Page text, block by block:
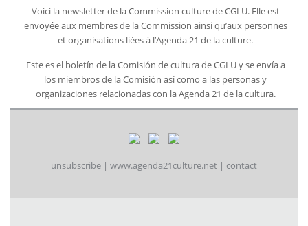
Voici la newsletter de la Commission culture de CGLU. Elle est
envoyée aux membres de la Commission ainsi qu’aux personnes
et organisations liées à l’Agenda 21 de la culture.
Este es el boletín de la Comisión de cultura de CGLU y se envía a
los miembros de la Comisión así como a las personas y
organizaciones relacionadas con la Agenda 21 de la cultura.
unsubscribe | www.agenda21culture.net | contact